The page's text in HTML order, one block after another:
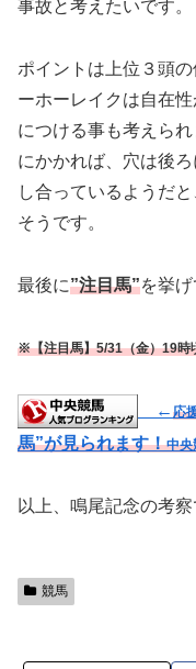
事故と考えたいです。
ポイントは上位３頭
ーホーレイクは自在
につける事も考えら
にかかれば、穴は後
し合っているようだ
そうです。
最後に”注目馬”を挙げ
※【注目馬】5/31（金）19時
← 応
馬”が見られます！中央
以上、鳴尾記念の考察
競馬